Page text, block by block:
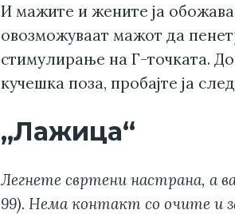
И мажите и жените ја
овозможуваат мажот да
стимулирање на Г-точката.
кучешка поза, пробајте ја
„Лажица“
Легнете свртени настрана, а
99). Нема контакт со очите и